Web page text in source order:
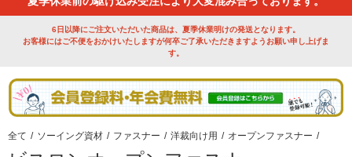
6日以降にご注文いただいた商品は、夏季休業明けの発送となります。
お客様にはご不便をおかけいたしますが何卒ご了承いただきますようお願い申し上げま
す。
全て / ソーイング資材 / ファスナー / 洋裁向け用 / オープンファスナー /